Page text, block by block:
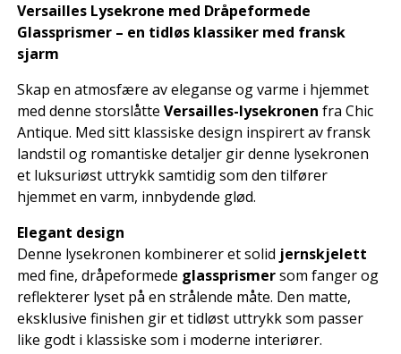
Versailles Lysekrone med Dråpeformede
Glassprismer – en tidløs klassiker med fransk
sjarm
Skap en atmosfære av eleganse og varme i hjemmet
med denne storslåtte Versailles-lysekronen fra Chic
Antique. Med sitt klassiske design inspirert av fransk
landstil og romantiske detaljer gir denne lysekronen
et luksuriøst uttrykk samtidig som den tilfører
hjemmet en varm, innbydende glød.
Elegant design
Denne lysekronen kombinerer et solid jernskjelett
med fine, dråpeformede glassprismersom fanger og
reflekterer lyset på en strålende måte. Den matte,
eksklusive finishen gir et tidløst uttrykk som passer
like godt i klassiske som i moderne interiører.